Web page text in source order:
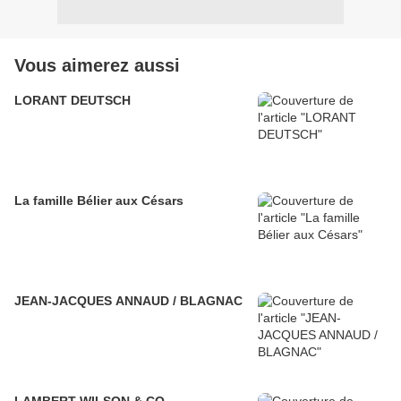
Vous aimerez aussi
LORANT DEUTSCH
La famille Bélier aux Césars
JEAN-JACQUES ANNAUD / BLAGNAC